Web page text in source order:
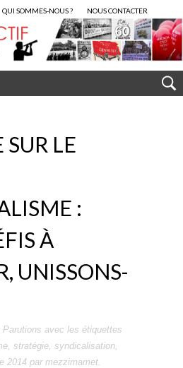
QUI SOMMES-NOUS ? NOUS CONTACTER
SUR LE
:
À
UNISSONS-
Parutions avec les étiquettes
, stratégie, syndicalisation,
2014 par mezzimamet.